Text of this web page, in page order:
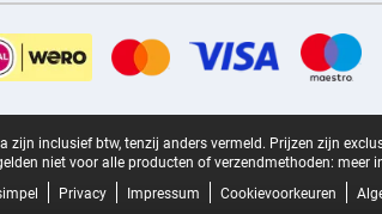
zijn inclusief btw, tenzij anders vermeld. Prijzen zijn
niet voor alle producten of verzendmethoden: meer
Privacy Impressum Cookievoorkeuren